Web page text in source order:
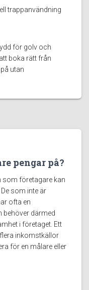
trappanvändning
för golv och
boka rätt från
utan
pengar på?
som företagare kan
som inte är
ofta en
behöver därmed
i företaget. Ett
inkomstkällor
för en målare eller